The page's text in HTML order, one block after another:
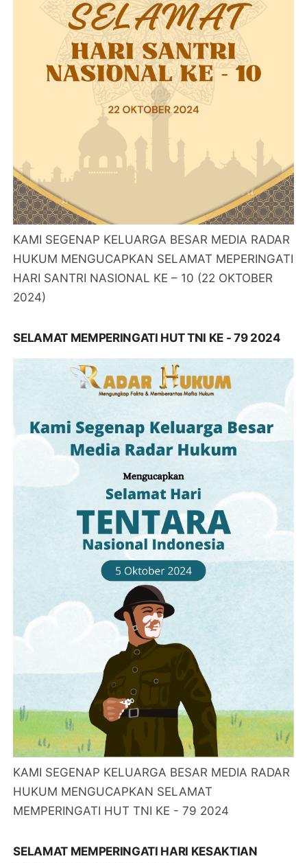
KAMI SEGENAP KELUARGA BESAR MEDIA RADAR
HUKUM MENGUCAPKAN SELAMAT MEPERINGATI
HARI SANTRI NASIONAL KE – 10 (22 OKTOBER
2024)
SELAMAT MEMPERINGATI HUT TNI KE - 79 2024
KAMI SEGENAP KELUARGA BESAR MEDIA RADAR
HUKUM MENGUCAPKAN SELAMAT
MEMPERINGATI HUT TNI KE - 79 2024
SELAMAT MEMPERINGATI HARI KESAKTIAN